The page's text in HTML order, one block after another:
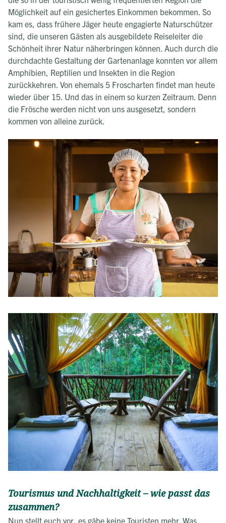
Möglichkeit auf ein gesichertes Einkommen bekommen. So
kam es, dass frühere Jäger heute engagierte Naturschützer
sind, die unseren Gästen als ausgebildete Reiseleiter die
Schönheit ihrer Natur näherbringen können. Auch durch die
durchdachte Gestaltung der Gartenanlage konnten vor allem
Amphibien, Reptilien und Insekten in die Region
zurückkehren. Von ehemals 5 Froscharten findet man heute
wieder über 15. Und das in einem so kurzen Zeitraum. Denn
die Frösche werden nicht von uns ausgesetzt, sondern
kommen von alleine zurück.
Tourismus und Nachhaltigkeit – wie passt das
zusammen?
Nun stellt euch vor, es gäbe keine Touristen mehr. Was